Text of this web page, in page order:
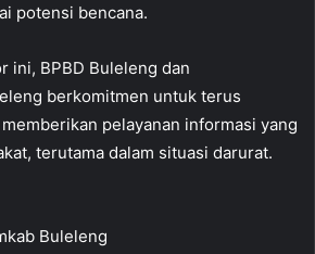
potensi bencana.
ini, BPBD Buleleng dan
berkomitmen untuk terus
pelayanan informasi yang
terutama dalam situasi darurat.
Buleleng